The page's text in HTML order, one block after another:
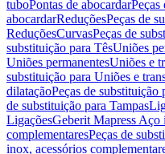
tuboPontas de abocardarPeças
abocardarReduçõesPeças de
ReduçõesCurvasPeças de
substituição para TêsUniões
Uniões permanentesUniões e
substituição para Uniões e
dilataçãoPeças de substituição
de substituição para Tampas
LigaçõesGeberit Mapress Aço
complementaresPeças de
inox, acessórios